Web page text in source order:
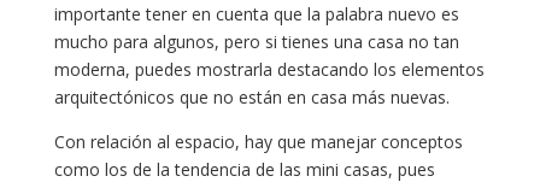
importante tener en cuenta que la palabra nuevo es
mucho para algunos, pero si tienes una casa no tan
moderna, puedes mostrarla destacando los elementos
arquitectónicos que no están en casa más nuevas.
Con relación al espacio, hay que manejar conceptos
como los de la tendencia de las mini casas, pues